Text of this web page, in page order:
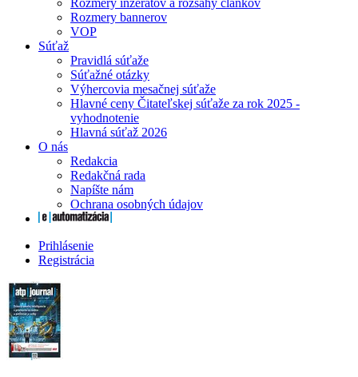
Rozmery inzerátov a rozsahy článkov
Rozmery bannerov
VOP
Súťaž
Pravidlá súťaže
Súťažné otázky
Výhercovia mesačnej súťaže
Hlavné ceny Čitateľskej súťaže za rok 2025 -
vyhodnotenie
Hlavná súťaž 2026
O nás
Redakcia
Redakčná rada
Napíšte nám
Ochrana osobných údajov
Prihlásenie
Registrácia